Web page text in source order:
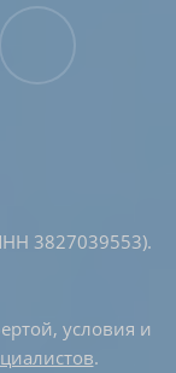
3827039553).
условия и
.